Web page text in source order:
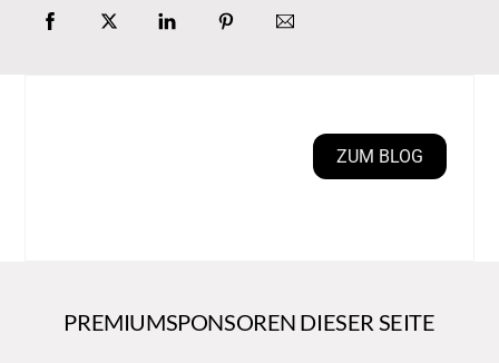
ZUM BLOG
PREMIUMSPONSOREN DIESER SEITE